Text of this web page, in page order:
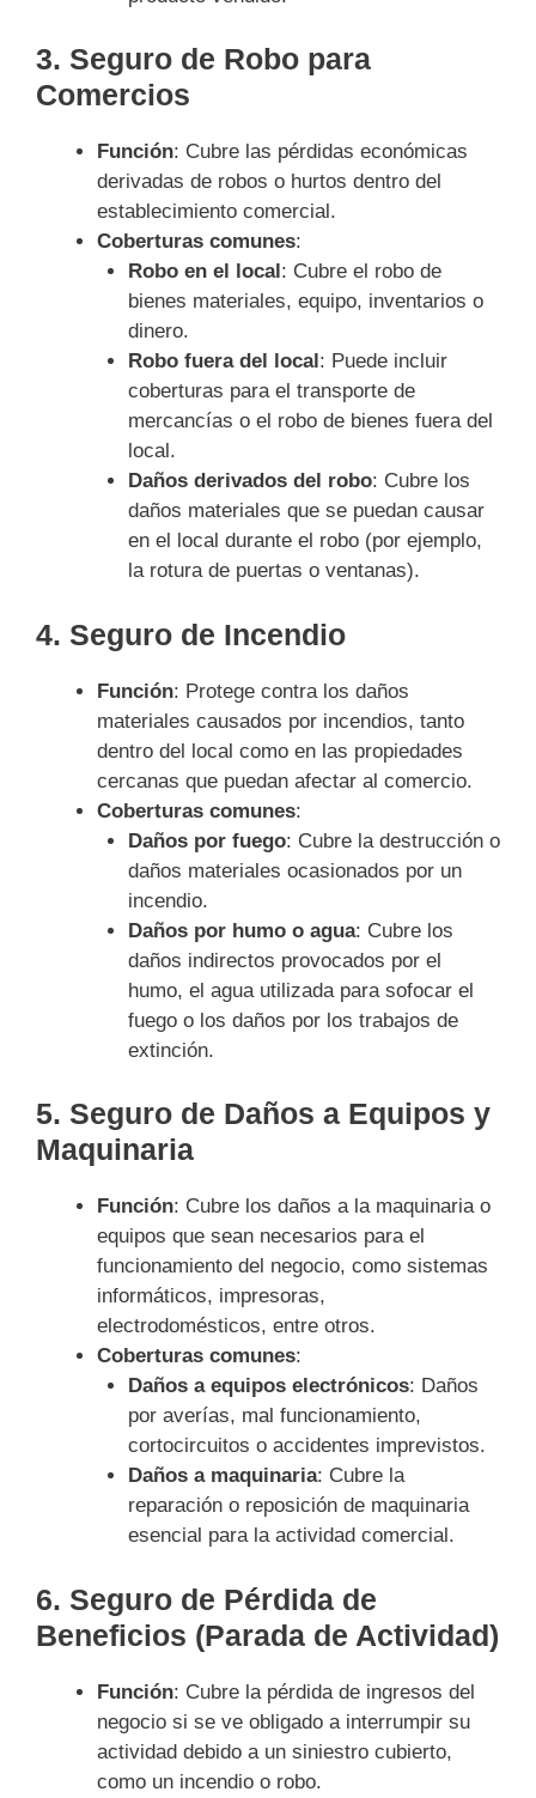
3. Seguro de Robo para
Comercios
Función: Cubre las pérdidas económicas
derivadas de robos o hurtos dentro del
establecimiento comercial.
Coberturas comunes:
Robo en el local: Cubre el robo de
bienes materiales, equipo, inventarios o
dinero.
Robo fuera del local: Puede incluir
coberturas para el transporte de
mercancías o el robo de bienes fuera del
local.
Daños derivados del robo: Cubre los
daños materiales que se puedan causar
en el local durante el robo (por ejemplo,
la rotura de puertas o ventanas).
4. Seguro de Incendio
Función: Protege contra los daños
materiales causados por incendios, tanto
dentro del local como en las propiedades
cercanas que puedan afectar al comercio.
Coberturas comunes:
Daños por fuego: Cubre la destrucción o
daños materiales ocasionados por un
incendio.
Daños por humo o agua: Cubre los
daños indirectos provocados por el
humo, el agua utilizada para sofocar el
fuego o los daños por los trabajos de
extinción.
5. Seguro de Daños a Equipos y
Maquinaria
Función: Cubre los daños a la maquinaria o
equipos que sean necesarios para el
funcionamiento del negocio, como sistemas
informáticos, impresoras,
electrodomésticos, entre otros.
Coberturas comunes:
Daños a equipos electrónicos: Daños
por averías, mal funcionamiento,
cortocircuitos o accidentes imprevistos.
Daños a maquinaria: Cubre la
reparación o reposición de maquinaria
esencial para la actividad comercial.
6. Seguro de Pérdida de
Beneficios (Parada de Actividad)
Función: Cubre la pérdida de ingresos del
negocio si se ve obligado a interrumpir su
actividad debido a un siniestro cubierto,
como un incendio o robo.